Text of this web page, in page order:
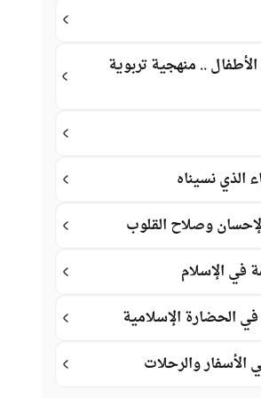
.. منهجية تربوية
الذي نسيناه
وصلاح القلوب
في الإسلام
الحضارة الإسلامية
الأسفار والرحلات